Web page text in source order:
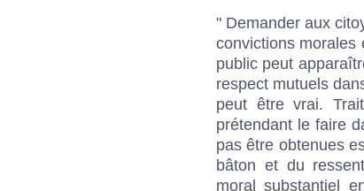
" Demander aux
convictions morales
public peut
respect mutuels
peut être vrai.
prétendant le faire
pas être obtenues
bâton et du
moral substantiel